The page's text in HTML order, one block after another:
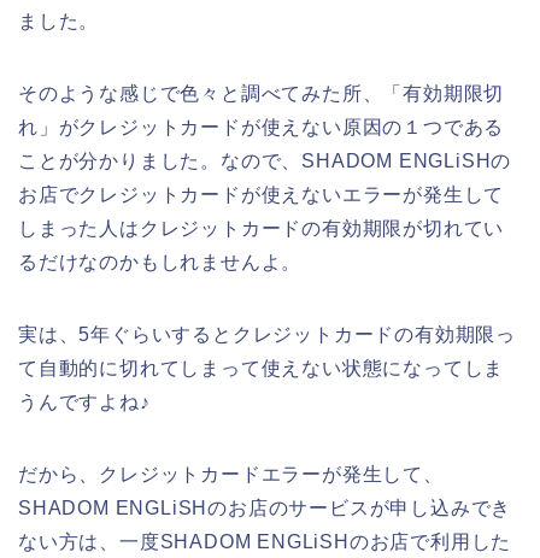
ました。
そのような感じで色々と調べてみた所、「有効期限切
れ」がクレジットカードが使えない原因の１つである
ことが分かりました。なので、SHADOM ENGLiSHの
お店でクレジットカードが使えないエラーが発生して
しまった人はクレジットカードの有効期限が切れてい
るだけなのかもしれませんよ。
実は、5年ぐらいするとクレジットカードの有効期限っ
て自動的に切れてしまって使えない状態になってしま
うんですよね♪
だから、クレジットカードエラーが発生して、
SHADOM ENGLiSHのお店のサービスが申し込みでき
ない方は、一度SHADOM ENGLiSHのお店で利用した